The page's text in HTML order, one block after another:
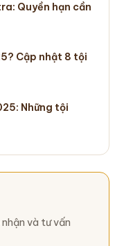
Quyền hạn cần
Cập nhật 8 tội
Những tội
và tư vấn